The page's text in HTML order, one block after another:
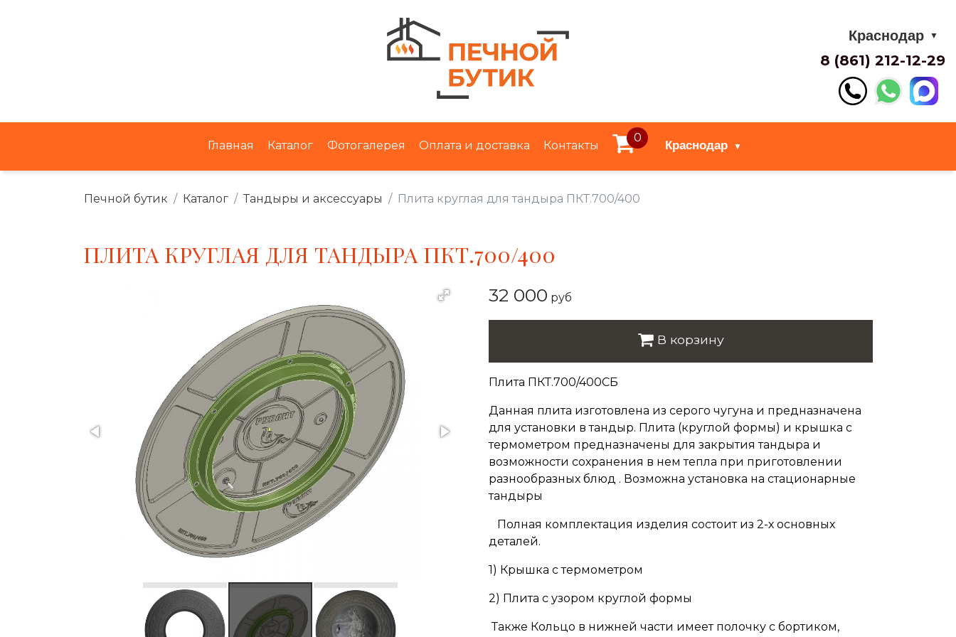
Краснодар ▼
8 (861) 212-12-29
Главная Каталог Фотогалерея Оплата и доставка Контакты
0
Краснодар ▼
Печной бутик Каталог Тандыры и аксессуары Плита круглая для тандыра ПКТ.700/400
ПЛИТА КРУГЛАЯ ДЛЯ ТАНДЫРА ПКТ.700/400
32 000 руб
В корзину
Плита ПКТ.700/400СБ
Данная плита изготовлена из серого чугуна и предназначена
для установки в тандыр. Плита (круглой формы) и крышка с
термометром предназначены для закрытия тандыра и
возможности сохранения в нем тепла при приготовлении
разнообразных блюд . Возможна установка на стационарные
тандыры
Полная комплектация изделия состоит из 2-х основных
деталей.
1) Крышка с термометром
2) Плита с узором круглой формы
Также Кольцо в нижней части имеет полочку с бортиком,